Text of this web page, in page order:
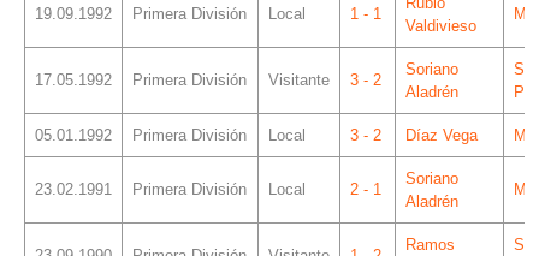
19.09.1992 Primera División Local 1 - 1
Valdivieso
17.05.1992 Primera División Visitante 3 - 2
Soriano
Aladrén
05.01.1992 Primera División Local 3 - 2 Díaz Vega
23.02.1991 Primera División Local 2 - 1
Soriano
Aladrén
Ramos